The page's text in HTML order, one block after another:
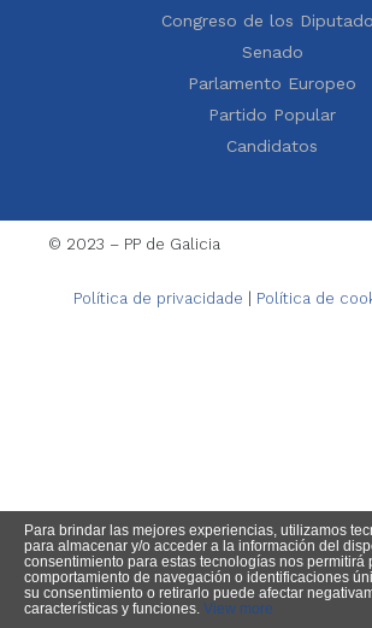
Congreso de los
Senado
Parlamento Europeo
Partido Popular
Candidatos
© 2023 – PP de Galicia
Política de privacidade Política de
Para brindar las mejores experiencias, utilizamos
para almacenar y/o acceder a la información del
consentimiento para estas tecnologías nos permitirá
comportamiento de navegación o identificaciones
su consentimiento o retirarlo puede afectar
características y funciones. View more